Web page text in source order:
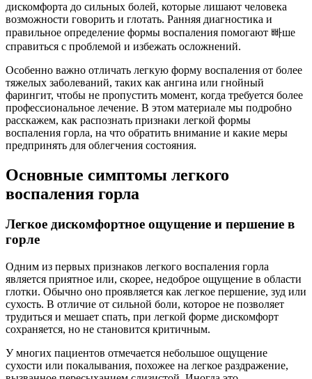
дискомфорта до сильных болей, которые лишают человека
возможности говорить и глотать. Ранняя диагностика и
правильное определение формы воспаления помогают 빠ше
справиться с проблемой и избежать осложнений.
Особенно важно отличать легкую форму воспаления от более
тяжелых заболеваний, таких как ангина или гнойный
фарингит, чтобы не пропустить момент, когда требуется более
профессиональное лечение. В этом материале мы подробно
расскажем, как распознать признаки легкой формы
воспаления горла, на что обратить внимание и какие меры
предпринять для облегчения состояния.
Основные симптомы легкого
воспаления горла
Легкое дискомфортное ощущение и першение в
горле
Одним из первых признаков легкого воспаления горла
является приятное или, скорее, недоброе ощущение в области
глотки. Обычно оно проявляется как легкое першение, зуд или
сухость. В отличие от сильной боли, которое не позволяет
трудиться и мешает спать, при легкой форме дискомфорт
сохраняется, но не становится критичным.
У многих пациентов отмечается небольшое ощущение
сухости или покалывания, похожее на легкое раздражение,